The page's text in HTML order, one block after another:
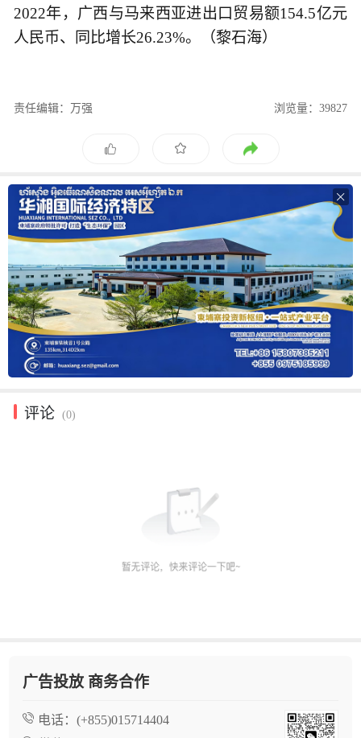
2022年，广西与马来西亚进出口贸易额154.5亿元
人民币、同比增长26.23%。（黎石海）
责任编辑：万强 浏览量：39827

评论 (0)
广告投放 商务合作
电话： (+855)015714404